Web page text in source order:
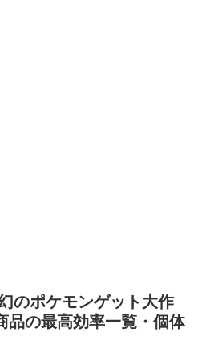
のポケモンゲット大作
品の最高効率一覧・個体